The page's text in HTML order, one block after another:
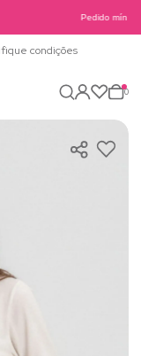
Pedido mínimo
condições
0